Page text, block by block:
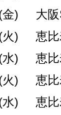
金) 大阪
火) 恵
水) 恵
火) 恵
水) 恵